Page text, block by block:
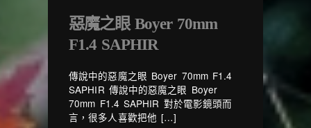
惡魔之眼 Boyer 70mm
F1.4 SAPHIR
傳說中的惡魔之眼 Boyer 70mm F1.4
SAPHIR 傳說中的惡魔之眼 Boyer
70mm F1.4 SAPHIR 對於電影鏡頭而
言，很多人喜歡把他 […]